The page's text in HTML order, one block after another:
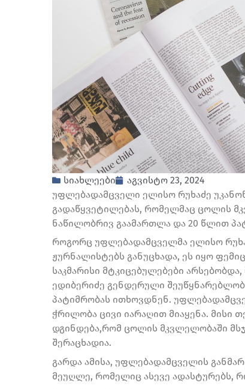
სიახლეები
აგვისტო 23, 2024
უფლებადამცველი ელისო რუხაძე
გადაწყვეტილებას, რომელმაც ცოლის
ნაწილობრივ გაამართლა და 20 წლით
როგორც უფლებადამცველმა ელისო
ჟურნალისტებს განუცხადა, ეს იყო
საკმარისი მტკიცებულებები
ედიბერიძე გენდერული
პატიმრობას ითხოვდნენ.
ჭრილობა ცივი იარაღით მიაყენა. მისი
დგინდება,რომ ცოლის მკვლელობაში
შერაცხადია.
გარდა ამისა, უფლებადამცველის
მეუღლე, რომელიც ასევე ადასტურებს,